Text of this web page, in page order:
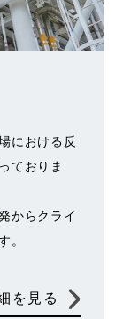
における反
ておりま
からクライ
。
を見る